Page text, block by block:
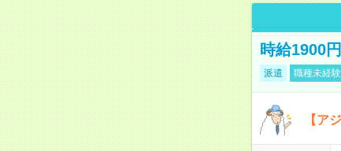
時給1900
派遣 職種未経
【ア